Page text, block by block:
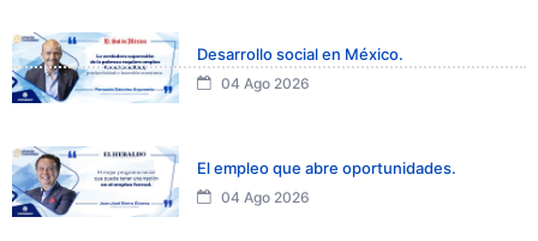
Desarrollo social en México.
04 Ago 2026
El empleo que abre oportunidades.
04 Ago 2026